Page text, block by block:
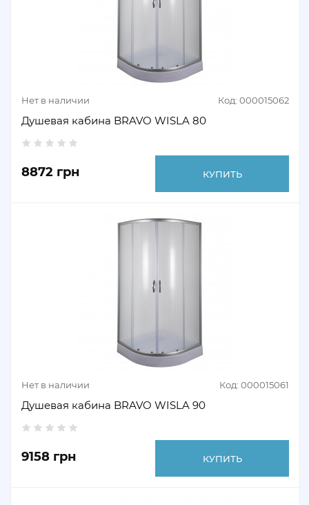
Нет в наличии Код: 000015062
Душевая кабина BRAVO WISLA 80
8872 грн КУПИТЬ
Нет в наличии Код: 000015061
Душевая кабина BRAVO WISLA 90
9158 грн КУПИТЬ